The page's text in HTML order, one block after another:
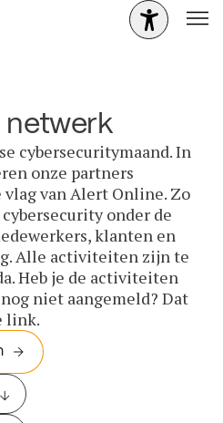
netwerk
cybersecuritymaand. In
onze partners
van Alert Online. Zo
onder de
klanten en
Alle activiteiten zijn te
Heb je de activiteiten
niet aangemeld? Dat
link.